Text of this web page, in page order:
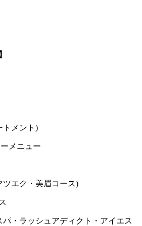
メント )
メニュー
ツエク・美眉コース)
パ・ラッシュアディクト・アイエス